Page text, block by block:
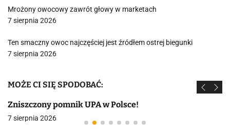
Mrożony owocowy zawrót głowy w marketach
7 sierpnia 2026
Ten smaczny owoc najczęściej jest źródłem ostrej biegunki
7 sierpnia 2026
MOŻE CI SIĘ SPODOBAĆ:
Zniszczony pomnik UPA w Polsce!
7 sierpnia 2026